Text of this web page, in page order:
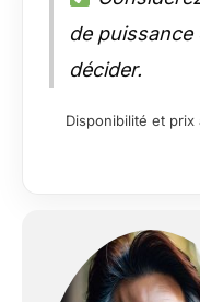
de
décider.
Disponibilité et